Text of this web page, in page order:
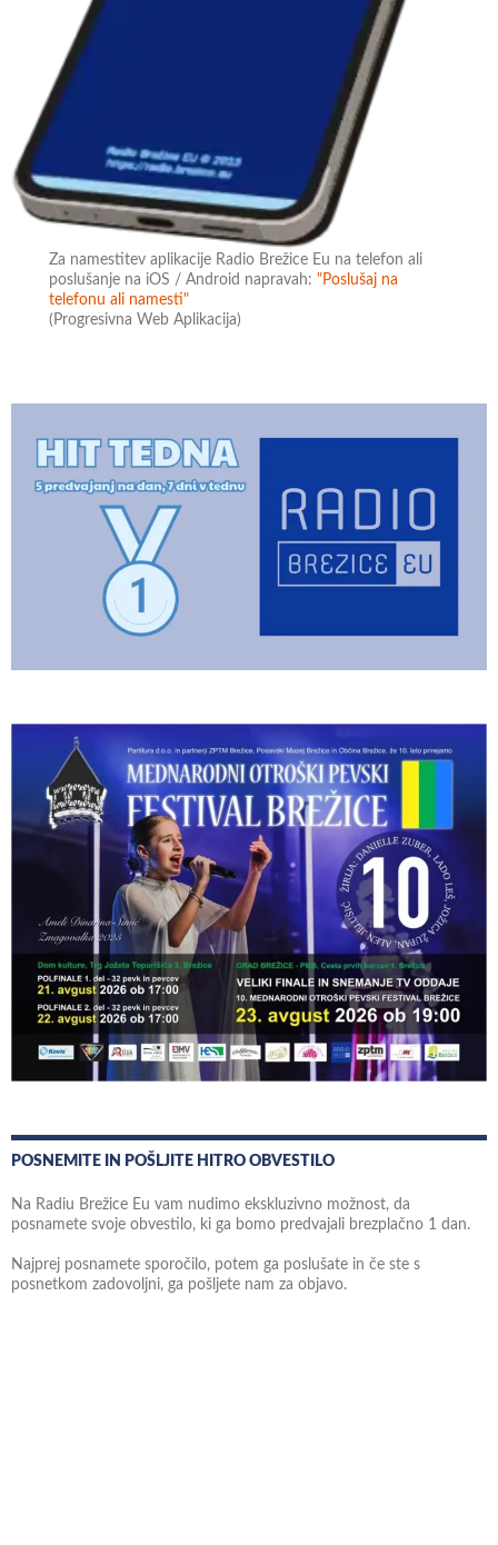
Za namestitev aplikacije Radio Brežice Eu na telefon ali
poslušanje na iOS / Android napravah:"Poslušaj na
telefonu ali namesti"
(Progresivna Web Aplikacija)
POSNEMITE IN POŠLJITE HITRO OBVESTILO
Na Radiu Brežice Eu vam nudimo ekskluzivno možnost, da
posnamete svoje obvestilo, ki ga bomo predvajali brezplačno 1 dan.
Najprej posnamete sporočilo, potem ga poslušate in če ste s
posnetkom zadovoljni, ga pošljete nam za objavo.